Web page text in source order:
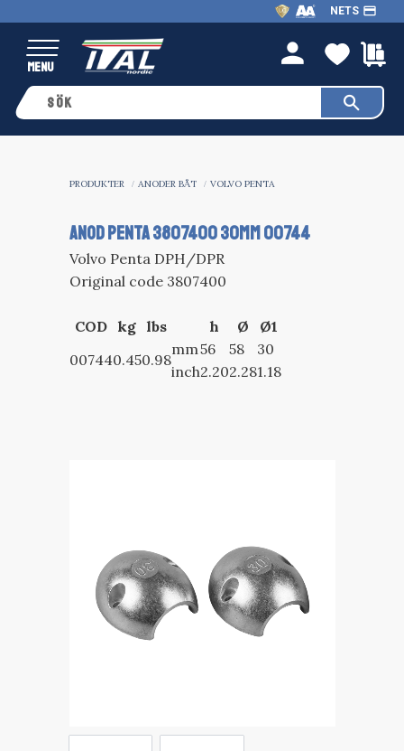
Meny
NETS payment
person
PRODUKTER ANODER BÅT VOLVO PENTA
ANOD Penta 3807400 30MM 00744
Volvo Penta DPH/DPR
Original code 3807400
COD kg lbs h Ø
Ø1
007440.450.98
mm
inch
56
2.20
58
2.28
30
1.18